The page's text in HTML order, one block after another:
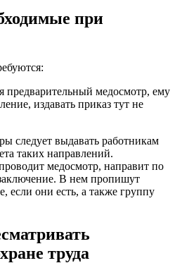
при
предварительный медосмотр, ему
издавать приказ тут не
следует выдавать работникам
таких направлений.
медосмотр, направит по
В нем пропишут
если они есть, а также группу
труда